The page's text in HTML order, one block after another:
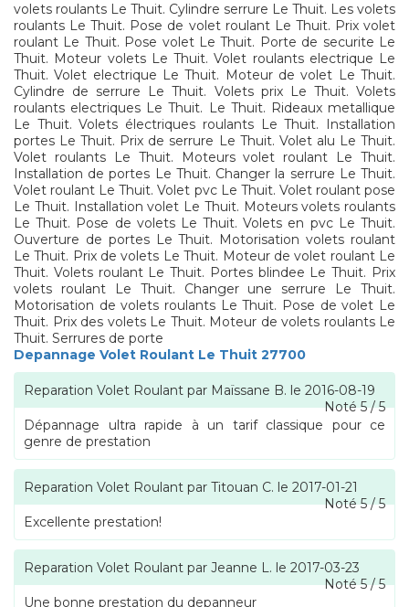
volets roulants Le Thuit. Cylindre serrure Le Thuit. Les volets
roulants Le Thuit. Pose de volet roulant Le Thuit. Prix volet
roulant Le Thuit. Pose volet Le Thuit. Porte de securite Le
Thuit. Moteur volets Le Thuit. Volet roulants electrique Le
Thuit. Volet electrique Le Thuit. Moteur de volet Le Thuit.
Cylindre de serrure Le Thuit. Volets prix Le Thuit. Volets
roulants electriques Le Thuit. Le Thuit. Rideaux metallique
Le Thuit. Volets électriques roulants Le Thuit. Installation
portes Le Thuit. Prix de serrure Le Thuit. Volet alu Le Thuit.
Volet roulants Le Thuit. Moteurs volet roulant Le Thuit.
Installation de portes Le Thuit. Changer la serrure Le Thuit.
Volet roulant Le Thuit. Volet pvc Le Thuit. Volet roulant pose
Le Thuit. Installation volet Le Thuit. Moteurs volets roulants
Le Thuit. Pose de volets Le Thuit. Volets en pvc Le Thuit.
Ouverture de portes Le Thuit. Motorisation volets roulant
Le Thuit. Prix de volets Le Thuit. Moteur de volet roulant Le
Thuit. Volets roulant Le Thuit. Portes blindee Le Thuit. Prix
volets roulant Le Thuit. Changer une serrure Le Thuit.
Motorisation de volets roulants Le Thuit. Pose de volet Le
Thuit. Prix des volets Le Thuit. Moteur de volets roulants Le
Thuit. Serrures de porte
Depannage Volet Roulant Le Thuit 27700
Reparation Volet Roulant par Maïssane B. le 2016-08-19
Noté5/5
Dépannage ultra rapide à un tarif classique pour ce
genre de prestation
Reparation Volet Roulant par Titouan C. le 2017-01-21
Noté5/5
Excellente prestation!
Reparation Volet Roulant par Jeanne L. le 2017-03-23
Noté5/5
Une bonne prestation du depanneur